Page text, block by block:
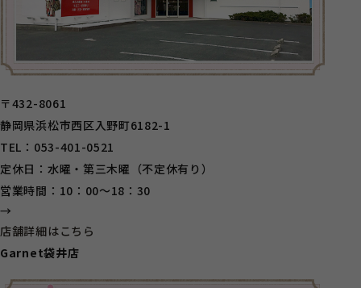
〒432-8061
静岡県浜松市西区入野町6182-1
TEL：053-401-0521
定休日：水曜・第三木曜（不定休有り）
営業時間：10：00～18：30
→
店舗詳細はこちら
Garnet袋井店